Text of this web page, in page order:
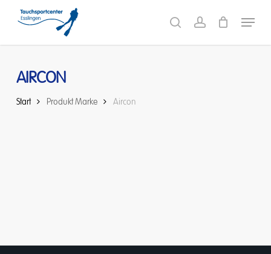
main
searchaccount
Menu
AIRCON
Start Produkt Marke Aircon